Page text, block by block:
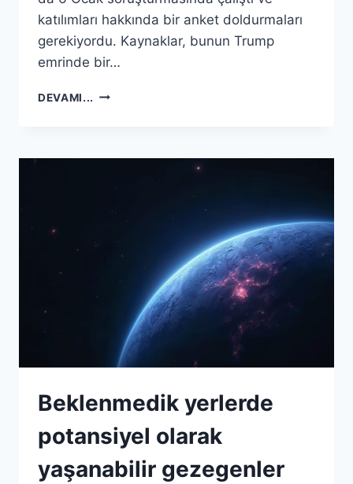
katılımları hakkında bir anket doldurmaları
gerekiyordu. Kaynaklar, bunun Trump
emrinde bir…
DEVAMI... UFO’LARI
POTANSIYEL
ORTASINDA
KAYBINDAN
Beklenmedik yerlerde
potansiyel olarak
yaşanabilir gezegenler